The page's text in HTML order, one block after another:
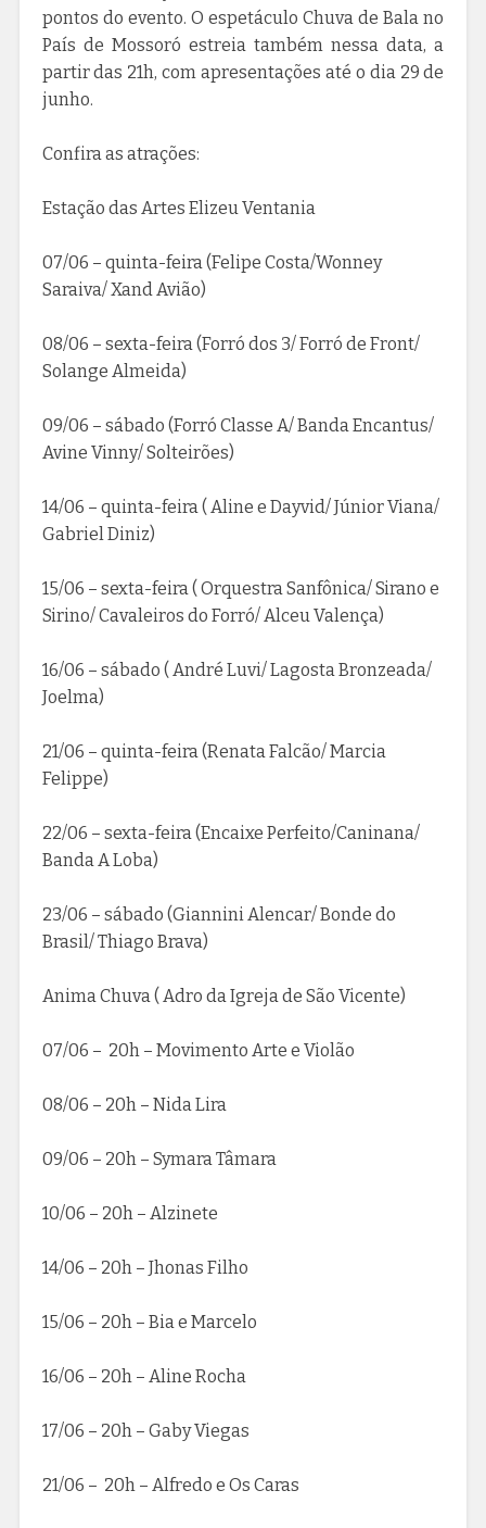
pontos do evento. O espetáculo Chuva de Bala no
País de Mossoró estreia também nessa data, a
partir das 21h, com apresentações até o dia 29 de
junho.
Confira as atrações:
Estação das Artes Elizeu Ventania
07/06 – quinta-feira (Felipe Costa/Wonney
Saraiva/ Xand Avião)
08/06 – sexta-feira (Forró dos 3/ Forró de Front/
Solange Almeida)
09/06 – sábado (Forró Classe A/ Banda Encantus/
Avine Vinny/ Solteirões)
14/06 – quinta-feira ( Aline e Dayvid/ Júnior Viana/
Gabriel Diniz)
15/06 – sexta-feira ( Orquestra Sanfônica/ Sirano e
Sirino/ Cavaleiros do Forró/ Alceu Valença)
16/06 – sábado ( André Luvi/ Lagosta Bronzeada/
Joelma)
21/06 – quinta-feira (Renata Falcão/ Marcia
Felippe)
22/06 – sexta-feira (Encaixe Perfeito/Caninana/
Banda A Loba)
23/06 – sábado (Giannini Alencar/ Bonde do
Brasil/ Thiago Brava)
Anima Chuva ( Adro da Igreja de São Vicente)
07/06 – 20h – Movimento Arte e Violão
08/06 – 20h – Nida Lira
09/06 – 20h – Symara Tâmara
10/06 – 20h – Alzinete
14/06 – 20h – Jhonas Filho
15/06 – 20h – Bia e Marcelo
16/06 – 20h – Aline Rocha
17/06 – 20h – Gaby Viegas
21/06 – 20h – Alfredo e Os Caras